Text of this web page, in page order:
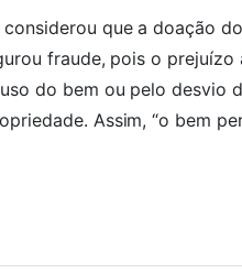
que a doação
fraude, pois o prejuízo
do bem ou pelo desvio
Assim, “o bem